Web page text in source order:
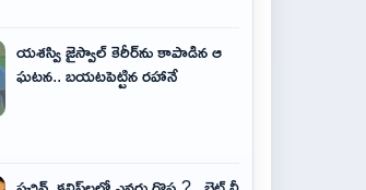
యశస్వి జైస్వాల్ కెరీర్‌ను కాపాడిన ఆ
ఘటన.. బయటపెట్టిన రహానే